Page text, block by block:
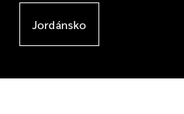
Jordánsko